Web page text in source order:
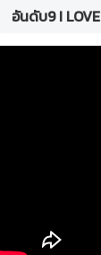
อันดับ9 I